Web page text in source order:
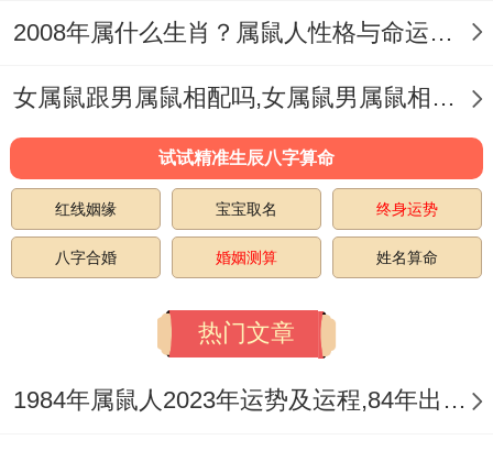
言，在社交上都要多点参加，才能更好提高
调与好 - 不要总是一个人,多参与一些多人的
场合 - 才能更好得到好的资源。
2008年属什么生肖？属鼠人性格与命运如何？
女属鼠跟男属鼠相配吗,女属鼠男属鼠相配吗婚姻
试试精准生辰八字算命
红线姻缘 宝宝取名 终身运势
八字合婚 婚姻测算 姓名算命
热门文章
1984年属鼠人2023年运势及运程,84年出生的39岁生肖鼠2023年每月运势详解